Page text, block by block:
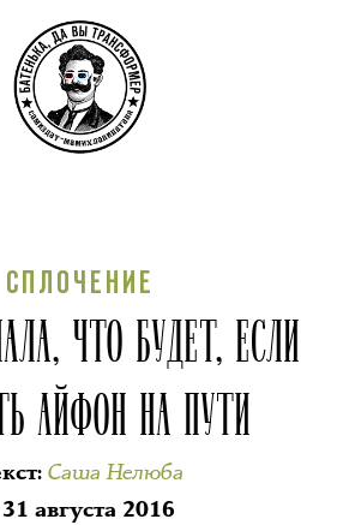
СПЛОЧЕНИЕ
ЧТО БУДЕТ, ЕСЛИ
АЙФОН НА ПУТИ
: Саша Нелюба
августа 2016